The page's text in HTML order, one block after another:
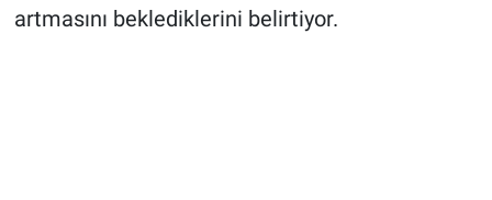
artmasını beklediklerini belirtiyor.